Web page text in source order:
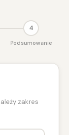
4
Podsumowanie
zakres